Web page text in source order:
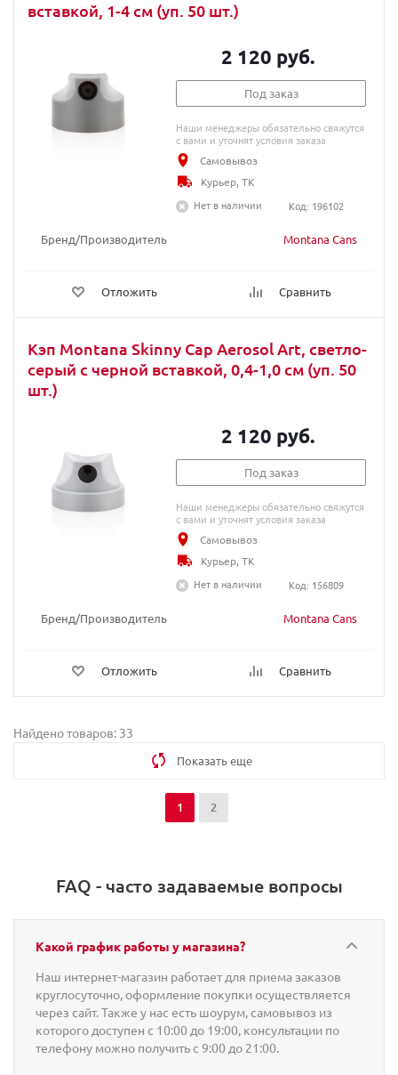
вставкой, 1-4 см (уп. 50 шт.)
Бренд/Производитель Montana Cans
Отложить Сравнить
2 120 руб.
Под заказ
Наши менеджеры обязательно свяжутся
с вами и уточнят условия заказа
Самовывоз
Курьер, ТК
Нет в наличии
Код: 196102
Кэп Montana Skinny Cap Aerosol Art, светло-
серый с черной вставкой, 0,4-1,0 см (уп. 50
шт.)
Бренд/Производитель Montana Cans
Отложить Сравнить
2 120 руб.
Под заказ
Наши менеджеры обязательно свяжутся
с вами и уточнят условия заказа
Самовывоз
Курьер, ТК
Нет в наличии
Код: 156809
Найдено товаров: 33
Показать еще
1 2
FAQ - часто задаваемые вопросы
Какой график работы у магазина?
Наш интернет-магазин работает для приема заказов
круглосуточно, оформление покупки осуществляется
через сайт. Также у нас есть шоурум, самовывоз из
которого доступен с 10:00 до 19:00, консультации по
телефону можно получить с 9:00 до 21:00.